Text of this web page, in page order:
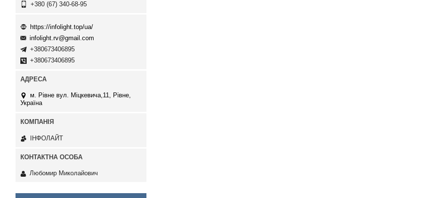
+380 (67) 340-68-95
https://infolight.top/ua/
infolight.rv@gmail.com
+380673406895
+380673406895
м. Рівне вул. Міцкевича,11, Рівне,
Україна
ІНФОЛАЙТ
Любомир Миколайович